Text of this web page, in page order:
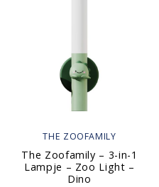
THE ZOOFAMILY
The Zoofamily – 3-in-1
Lampje – Zoo Light –
Dino